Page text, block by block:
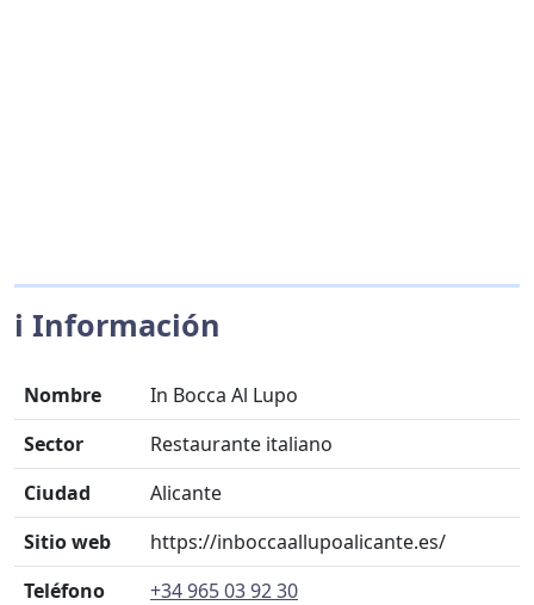
ℹ️ Información
Nombre
In Bocca Al Lupo
Sector
Restaurante italiano
Ciudad
Alicante
Sitio web
https://inboccaallupoalicante.es/
Teléfono
+34 965 03 92 30